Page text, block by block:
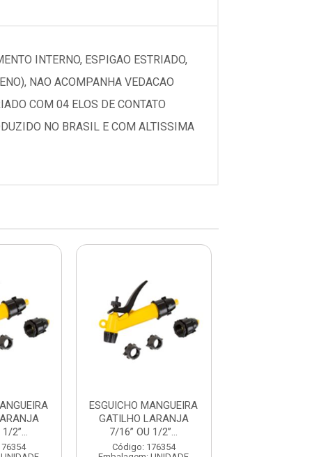
INTERNO, ESPIGAO ESTRIADO,
NAO ACOMPANHA VEDACAO
COM 04 ELOS DE CONTATO
NO BRASIL E COM ALTISSIMA
2”...
ESGUICHO MANGUEIRA
GATILHO LARANJA
7/16” OU 1/2”...
Código: 176354